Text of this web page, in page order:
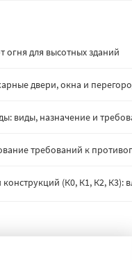
огня для высотных зданий
двери, окна и
виды, назначение и
требований к
(К0, К1, К2,